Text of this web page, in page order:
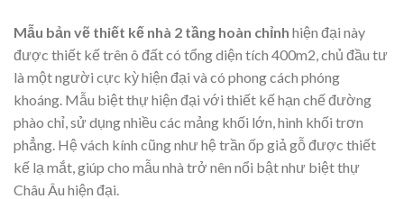
Mẫu bản vẽ thiết kế nhà 2 tầng hoàn chỉnh hiện đại này
được thiết kế trên ô đất có tổng diện tích 400m2, chủ đầu tư
là một người cực kỳ hiện đại và có phong cách phóng
khoáng. Mẫu biệt thự hiện đại với thiết kế hạn chế đường
phào chỉ, sử dụng nhiều các mảng khối lớn, hình khối trơn
phẳng. Hệ vách kính cũng như hệ trần ốp giả gỗ được thiết
kế lạ mắt, giúp cho mẫu nhà trở nên nổi bật như biệt thự
Châu Âu hiện đại.